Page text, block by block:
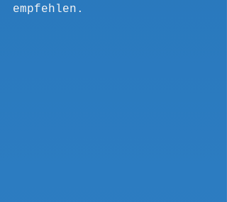
empfehlen.